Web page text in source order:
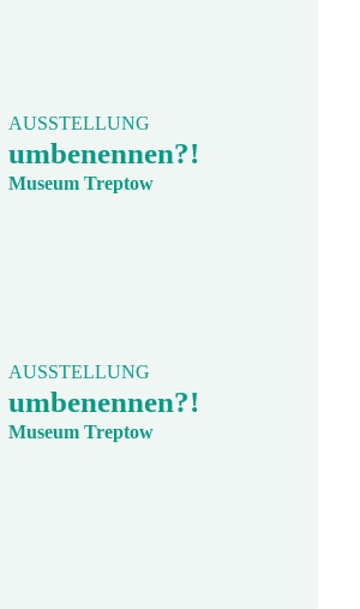
AUSSTELLUNG
umbenennen?!
Museum Treptow
AUSSTELLUNG
umbenennen?!
Museum Treptow